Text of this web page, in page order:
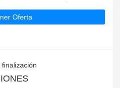
Oferta